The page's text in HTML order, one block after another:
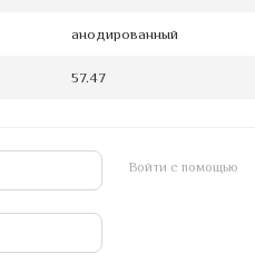
анодированный
57.47
Войти с помощью